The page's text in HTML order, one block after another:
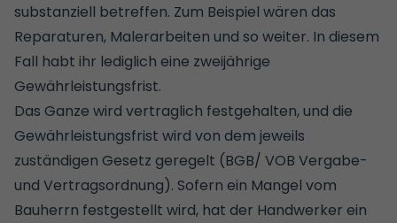
substanziell betreffen. Zum Beispiel wären das
Reparaturen, Malerarbeiten und so weiter. In diesem
Fall habt ihr lediglich eine zweijährige
Gewährleistungsfrist.
Das Ganze wird vertraglich festgehalten,und die
Gewährleistungsfrist wird von dem jeweils
zuständigen Gesetz geregelt (BGB/ VOB Vergabe-
und Vertragsordnung). Sofern ein Mangel vom
Bauherrn festgestellt wird, hat der Handwerker ein